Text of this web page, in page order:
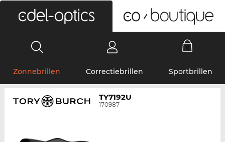
Zonnebrillen Correctiebrillen Sportbrillen
TY7192U
170987